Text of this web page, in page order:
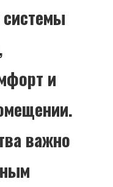
и
важно